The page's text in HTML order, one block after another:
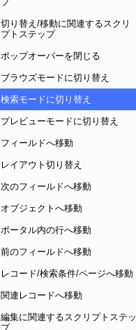
切り替え/移動に関連するスクリ
プトステップ
ポップオーバーを閉じる
ブラウズモードに切り替え
検索モードに切り替え
プレビューモードに切り替え
フィールドへ移動
レイアウト切り替え
次のフィールドへ移動
オブジェクトへ移動
ポータル内の行へ移動
前のフィールドへ移動
レコード/検索条件/ページへ移動
関連レコードへ移動
編集に関連するスクリプトステッ
プ